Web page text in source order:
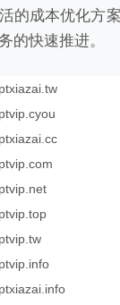
的成本优化方
的快速推进。